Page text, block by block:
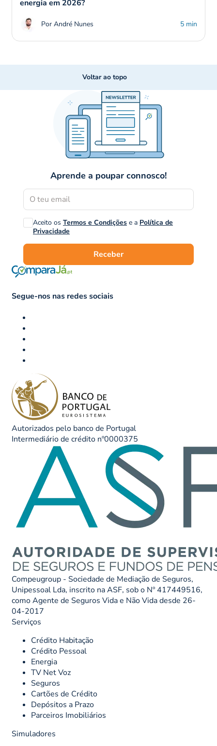
energia em 2026?
Por André Nunes 5 min
Voltar ao topo
Aprende a poupar connosco!
Aceito os Termos e Condições e a Política de
Privacidade
Receber
Segue-nos nas redes sociais
Autorizados pelo banco de Portugal
Intermediário de crédito nº0000375
Compeugroup - Sociedade de Mediação de Seguros,
Unipessoal Lda, inscrito na ASF, sob o Nº 417449516,
como Agente de Seguros Vida e Não Vida desde 26-
04-2017
Serviços
Crédito Habitação
Crédito Pessoal
Energia
TV Net Voz
Seguros
Cartões de Crédito
Depósitos a Prazo
Parceiros Imobiliários
Simuladores